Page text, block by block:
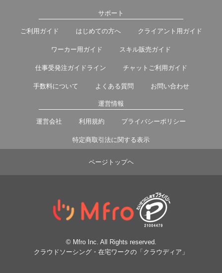
サポート
ご利用ガイド はじめての方へ クライアント用ガイド
ワーカー用ガイド スキル販売ガイド
仕事受発注ガイドライン チャットご利用ガイド
手数料について よくある質問 お問い合わせ
運営情報
運営会社 利用規約 プライバシーポリシー
特定商取引法に関する表示
ページトップヘ
© Mfro Inc. All Rights reserved.
クラウドソーシング・在宅ワークの「クラウディア」